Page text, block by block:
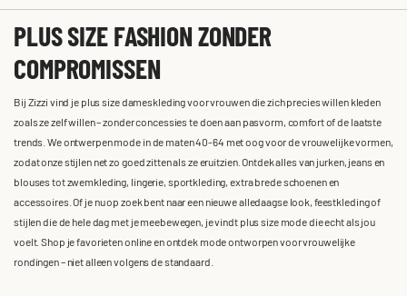
PLUS SIZE FASHION ZONDER
COMPROMISSEN
Bij Zizzi vind je plus size dameskleding voor vrouwen die zich precies willen kleden
zoals ze zelf willen – zonder concessies te doen aan pasvorm, comfort of de laatste
trends. We ontwerpen mode in de maten 40-64 met oog voor de vrouwelijke vormen,
zodat onze stijlen net zo goed zitten als ze eruitzien. Ontdek alles van jurken, jeans en
blouses tot zwemkleding, lingerie, sportkleding, extra brede schoenen en
accessoires. Of je nu op zoek bent naar een nieuwe alledaagse look, feestkleding of
stijlen die de hele dag met je meebewegen, je vindt plus size mode die echt als jou
voelt. Shop je favorieten online en ontdek mode ontworpen voor vrouwelijke
rondingen – niet alleen volgens de standaard.